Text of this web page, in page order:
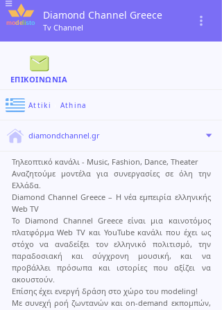
Diamond Channel Greece
Tv Channel
ΕΠΙΚΟΙΝΩΝΊΑ
Attiki Athina
diamondchannel.gr
Τηλεοπτικό κανάλι - Music, Fashion, Dance, Theater
Αναζητούμε μοντέλα για συνεργασίες σε όλη την
Ελλάδα.
Diamond Channel Greece – Η νέα εμπειρία ελληνικής
Web TV
Το Diamond Channel Greece είναι μια καινοτόμος
πλατφόρμα Web TV και YouTube κανάλι που έχει ως
στόχο να αναδείξει τον ελληνικό πολιτισμό, την
παραδοσιακή και σύγχρονη μουσική, και να
προβάλλει πρόσωπα και ιστορίες που αξίζει να
ακουστούν.
Επίσης έχει ενεργή δράση στο χώρο του modeling!
Με συνεχή ροή ζωντανών και on-demand εκπομπών,